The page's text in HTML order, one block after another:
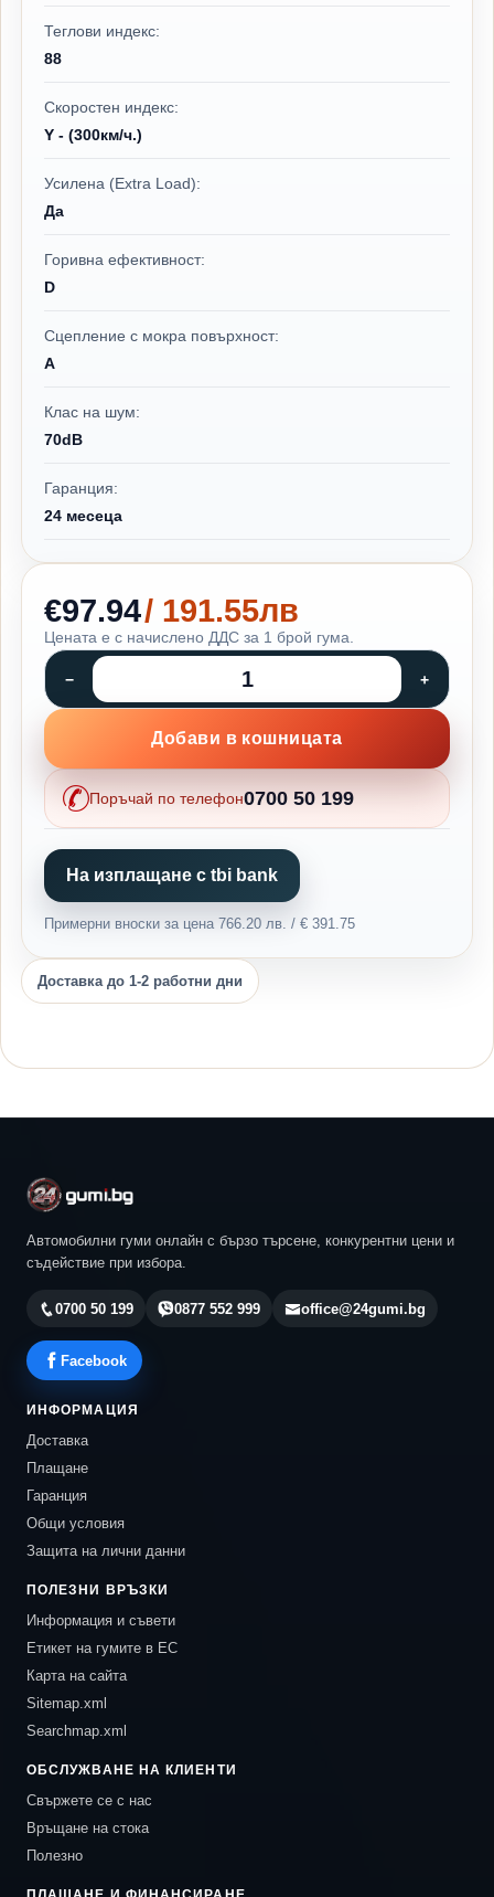
Теглови индекс:
88
Скоростен индекс:
Y - (300км/ч.)
Усилена (Extra Load):
Да
Горивна ефективност:
D
Сцепление с мокра повърхност:
A
Клас на шум:
70dB
Гаранция:
24 месеца
€97.94/ 191.55лв
Цената е с начислено ДДС за 1 брой гума.
Добави в кошницата
Поръчай по телефон0700 50 199
На изплащане с tbi bank
Примерни вноски за цена 766.20 лв. / € 391.75
Доставка до 1-2 работни дни
Автомобилни гуми онлайн с бързо търсене, конкурентни цени и
съдействие при избора.
0700 50 199 0877 552 999 office@24gumi.bg
Facebook
ИНФОРМАЦИЯ
Доставка
Плащане
Гаранция
Общи условия
Защита на лични данни
ПОЛЕЗНИ ВРЪЗКИ
Информация и съвети
Етикет на гумите в ЕС
Карта на сайта
Sitemap.xml
Searchmap.xml
ОБСЛУЖВАНЕ НА КЛИЕНТИ
Свържете се с нас
Връщане на стока
Полезно